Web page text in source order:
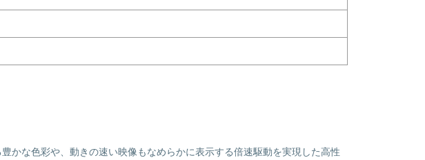
かな色彩や、動きの速い映像もなめらかに表示する倍速駆動を実現した高性